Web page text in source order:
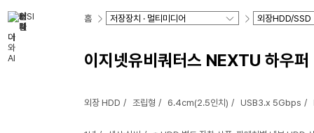
홈
이지넷유비쿼터스 NEXTU 하우
외장 HDD 조립형 6.4cm(2.5인치) USB3.x 5Gbps